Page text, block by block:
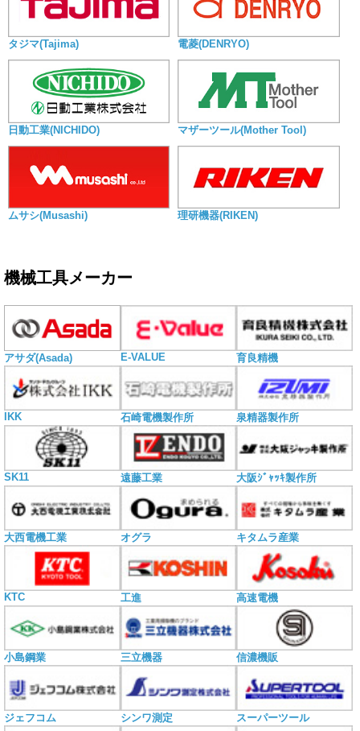
タジマ(Tajima) 電菱(DENRYO)
日動工業(NICHIDO) マザーツール(Mother Tool)
ムサシ(Musashi) 理研機器(RIKEN)
機械工具メーカー
アサダ(Asada) E-VALUE 育良精機
IKK 石崎電機製作所 泉精器製作所
SK11 遠藤工業 大阪ｼﾞｬｯｷ製作所
大西電機工業 オグラ キタムラ産業
KTC 工進 高速電機
小島鋼業 三立機器 信濃機販
ジェフコム シンワ測定 スーパーツール